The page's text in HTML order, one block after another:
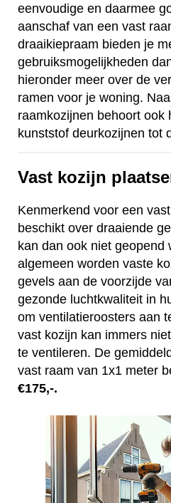
eenvoudige en daarmee
aanschaf van een vast
draaikiepraam bieden je
gebruiksmogelijkheden
hieronder meer over de
ramen voor je woning.
raamkozijnen behoort ook
kunststof deurkozijnen tot
Vast kozijn
Kenmerkend voor een
beschikt over draaiende
kan dan ook niet geopend
algemeen worden vaste
gevels aan de voorzijde
gezonde luchtkwaliteit in
om ventilatieroosters aan
vast kozijn kan immers
te ventileren. De
vast raam van 1x1 meter
€175,-.